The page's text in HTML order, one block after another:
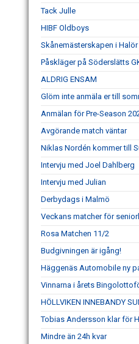
Tack Julle
HIBF Oldboys
Skånemästerskapen i Halör
Påskläger på Söderslätts
ALDRIG ENSAM
Glöm inte anmäla er till
Anmälan för Pre-Season
Avgörande match väntar
Niklas Nordén kommer till
Intervju med Joel Dahlberg
Intervju med Julian
Derbydags i Malmö
Veckans matcher för
Rosa Matchen 11/2
Budgivningen är igång!
Häggenäs Automobile ny
Vinnarna i årets
HÖLLVIKEN INNEBANDY
Tobias Andersson klar för
Mindre än 24h kvar